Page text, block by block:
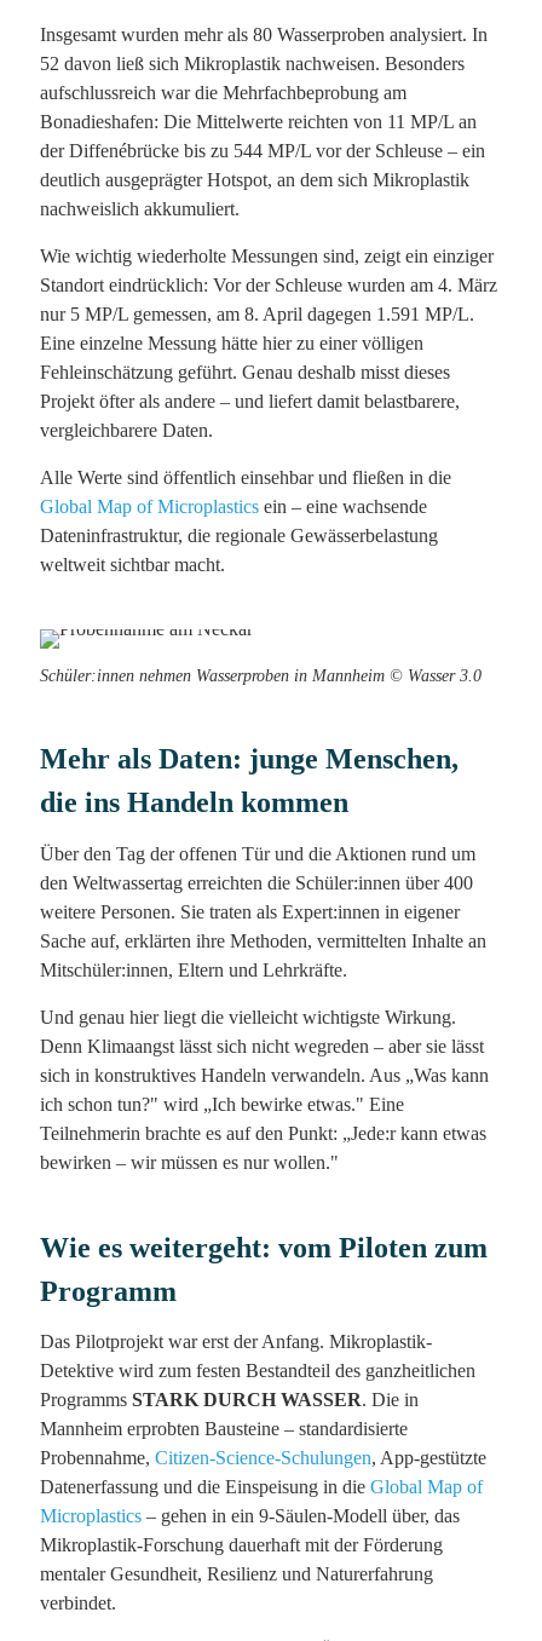
Insgesamt wurden mehr als 80 Wasserproben analysiert. In
52 davon ließ sich Mikroplastik nachweisen. Besonders
aufschlussreich war die Mehrfachbeprobung am
Bonadieshafen: Die Mittelwerte reichten von 11 MP/L an
der Diffenébrücke bis zu 544 MP/L vor der Schleuse – ein
deutlich ausgeprägter Hotspot, an dem sich Mikroplastik
nachweislich akkumuliert.
Wie wichtig wiederholte Messungen sind, zeigt ein einziger
Standort eindrücklich: Vor der Schleuse wurden am 4. März
nur 5 MP/L gemessen, am 8. April dagegen 1.591 MP/L.
Eine einzelne Messung hätte hier zu einer völligen
Fehleinschätzung geführt. Genau deshalb misst dieses
Projekt öfter als andere – und liefert damit belastbarere,
vergleichbarere Daten.
Alle Werte sind öffentlich einsehbar und fließen in die
Global Map of Microplastics ein – eine wachsende
Dateninfrastruktur, die regionale Gewässerbelastung
weltweit sichtbar macht.
Schüler:innen nehmen Wasserproben in Mannheim © Wasser 3.0
Mehr als Daten: junge Menschen,
die ins Handeln kommen
Über den Tag der offenen Tür und die Aktionen rund um
den Weltwassertag erreichten die Schüler:innen über 400
weitere Personen. Sie traten als Expert:innen in eigener
Sache auf, erklärten ihre Methoden, vermittelten Inhalte an
Mitschüler:innen, Eltern und Lehrkräfte.
Und genau hier liegt die vielleicht wichtigste Wirkung.
Denn Klimaangst lässt sich nicht wegreden – aber sie lässt
sich in konstruktives Handeln verwandeln. Aus „Was kann
ich schon tun?" wird „Ich bewirke etwas." Eine
Teilnehmerin brachte es auf den Punkt: „Jede:r kann etwas
bewirken – wir müssen es nur wollen."
Wie es weitergeht: vom Piloten zum
Programm
Das Pilotprojekt war erst der Anfang. Mikroplastik-
Detektive wird zum festen Bestandteil des ganzheitlichen
Programms STARK DURCH WASSER. Die in
Mannheim erprobten Bausteine – standardisierte
Probennahme, Citizen-Science-Schulungen, App-gestützte
Datenerfassung und die Einspeisung in die Global Map of
Microplastics – gehen in ein 9-Säulen-Modell über, das
Mikroplastik-Forschung dauerhaft mit der Förderung
mentaler Gesundheit, Resilienz und Naturerfahrung
verbindet.